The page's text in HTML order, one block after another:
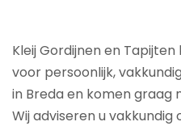
Kleij Gordijnen en
voor persoonlijk,
in Breda en komen graag
Wij adviseren u